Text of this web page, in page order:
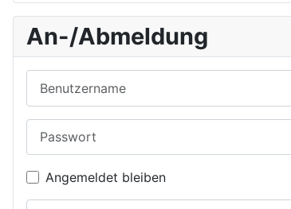
An-/Abmeldung
Angemeldet bleiben